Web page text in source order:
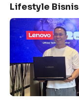
Lifestyle Bisnis